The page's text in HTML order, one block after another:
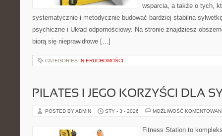
wsparcia, a także o tych,
systematycznie i metodycznie budować bardziej stabilną
psychiczne i Układ odpornościowy. Na stronie znajdziesz
biorą się nieprawidłowe […]
CATEGORIES: NIERUCHOMOŚCI
PILATES I JEGO KORZYŚCI DLA
POSTED BY ADMIN STY - 3 - 2026 MOŻLIWOŚĆ
Fitness Station to